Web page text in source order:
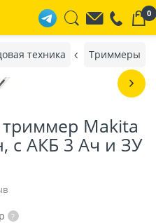
0
техника Триммеры
Makita
с АКБ 3 Ач и ЗУ